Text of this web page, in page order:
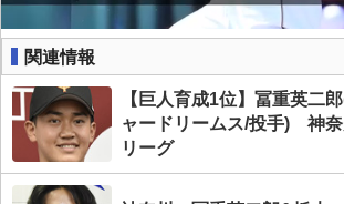
関連情報
【巨人育成1位】冨重英二
ャードリームス/投手) 神
リーグ